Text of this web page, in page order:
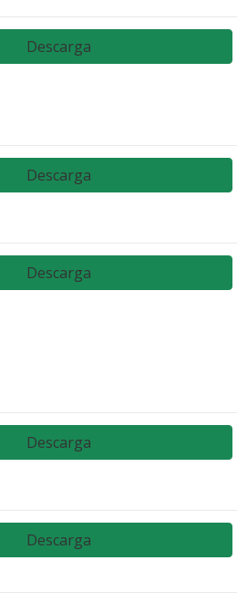
Descarga
Descarga
Descarga
Descarga
Descarga